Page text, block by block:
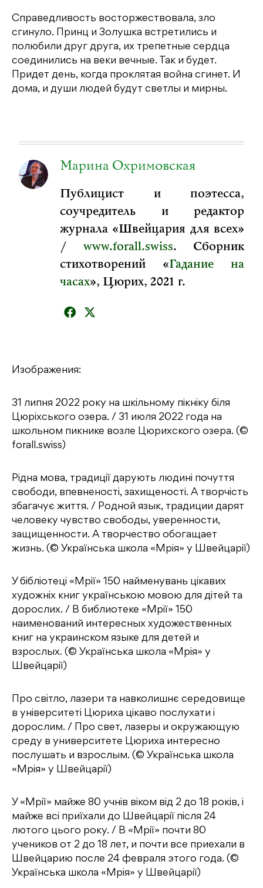
Справедливость восторжествовала, зло
сгинуло. Принц и Золушка встретились и
полюбили друг друга, их трепетные сердца
соединились на веки вечные. Так и будет.
Придет день, когда проклятая война сгинет. И
дома, и души людей будут светлы и мирны.
Марина Охримовская
Публицист и поэтесса,
соучредитель и редактор
журнала «Швейцария для всех»
/ www.forall.swiss. Сборник
стихотворений «Гадание на
часах», Цюрих, 2021 г.
Изображения:
31 липня 2022 року на шкільному пікніку біля
Цюріхського озера. / 31 июля 2022 года на
школьном пикнике возле Цюрихского озера. (©
forall.swiss)
Рідна мова, традиції дарують людині почуття
свободи, впевненості, захищеності. А творчість
збагачує життя. / Родной язык, традиции дарят
человеку чувство свободы, уверенности,
защищенности. А творчество обогащает
жизнь. (© Українська школа «Мрія» у Швейцарії)
У бібліотеці «Мрії» 150 найменувань цікавих
художнiх книг українською мовою для дітей та
дорослих. / В библиотеке «Мрії» 150
наименований интересных художественных
книг на украинском языке для детей и
взрослых. (© Українська школа «Мрія» у
Швейцарії)
Про світло, лазери та навколишнє середовище
в університеті Цюриха цікаво послухати і
дорослим. / Про свет, лазеры и окружающую
среду в университете Цюриха интересно
послушать и взрослым. (© Українська школа
«Мрія» у Швейцарії)
У «Мрії» майже 80 учнів віком від 2 до 18 років, i
майже всі приїхали до Швейцарії після 24
лютого цього року. / В «Мрії» почти 80
учеников от 2 до 18 лет, и почти все приехали в
Швейцарию после 24 февраля этого года. (©
Українська школа «Мрія» у Швейцарії)